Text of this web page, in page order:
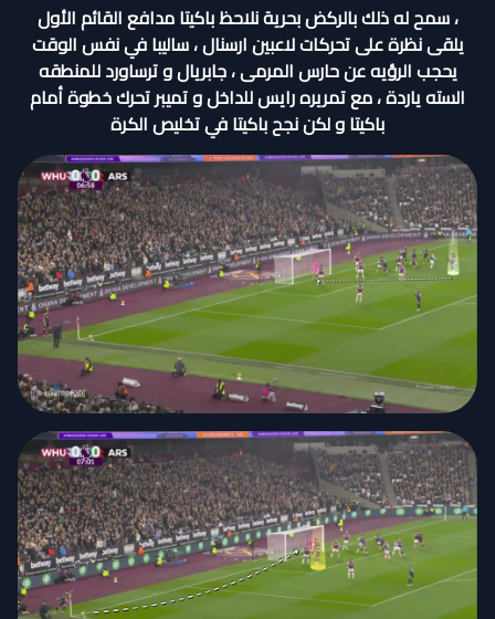
، سمح له ذلك بالركض بحرية نلاحظ باكيتا مدافع القائم الأول
يلقى نظرة على تحركات لاعبين ارسنال ، ساليبا في نفس الوقت
يحجب الرؤيه عن حارس المرمى ، جابريال و ترساورد للمنطقه
السته ياردة ، مع تمريره رايس للداخل و تميبر تحرك خطوة أمام
باكيتا و لكن نجح باكيتا في تخليص الكرة